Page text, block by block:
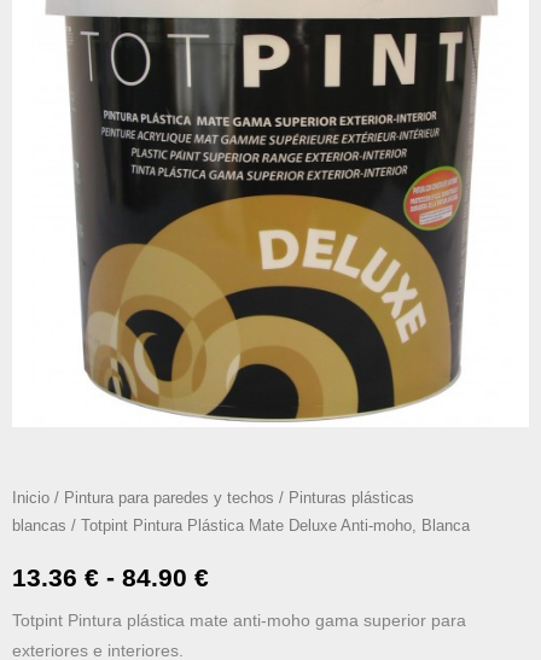
Inicio / Pintura para paredes y techos / Pinturas plásticas
blancas / Totpint Pintura Plástica Mate Deluxe Anti-moho, Blanca
13.36 € - 84.90 €Rango
de
Totpint Pintura plástica mate anti-moho gama superior para
exteriores e interiores.